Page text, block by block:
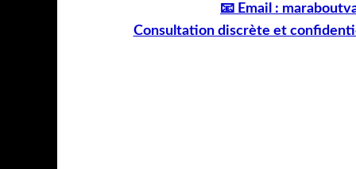
📧 Email :
Consultation discrète et